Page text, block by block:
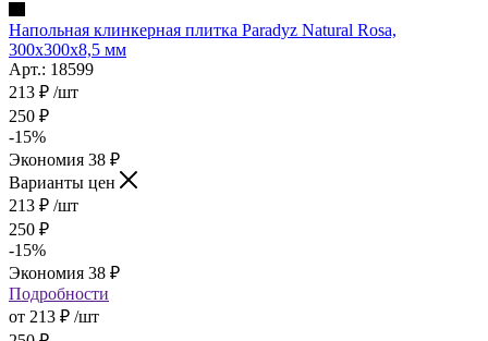
Напольная клинкерная плитка Paradyz Natural Rosa,
300x300x8,5 мм
Арт.: 18599
213 ₽ /шт
250 ₽
-15%
Экономия 38 ₽
Варианты цен
213 ₽ /шт
250 ₽
-15%
Экономия 38 ₽
Подробности
от 213 ₽ /шт